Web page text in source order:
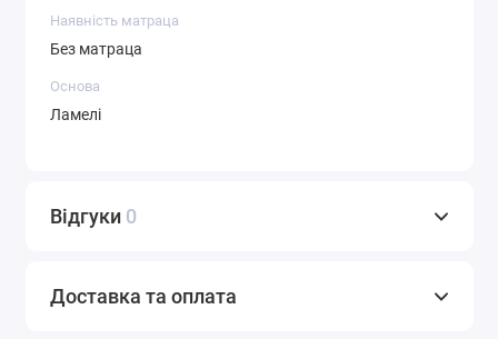
Наявність матраца
Без матраца
Основа
Ламелі
Відгуки 0
Доставка та оплата